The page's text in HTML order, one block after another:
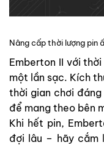
Nâng cấp thời lượng pin
Emberton II với
một lần sạc. Kích
thời gian chơi
để mang theo bên
Khi hết pin,
đợi lâu – hãy cắm